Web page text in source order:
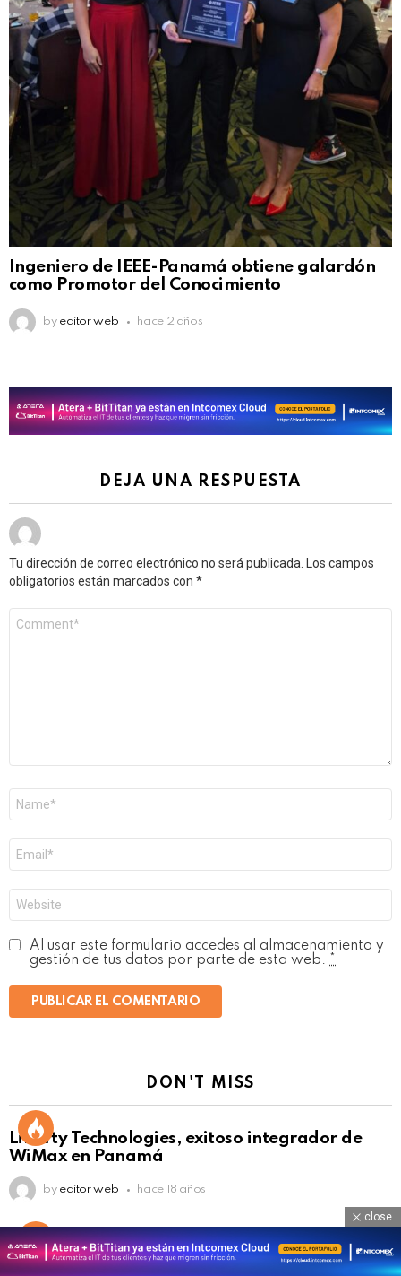
Ingeniero de IEEE-Panamá obtiene galardón
como Promotor del Conocimiento
by editor web hace 2 años
DEJA UNA RESPUESTA
Tu dirección de correo electrónico no será publicada.
Los campos
obligatorios están marcados con *
electrónico
*
Al usar este formulario accedes al almacenamiento y
gestión de tus datos por parte de esta web.
DON'T MISS
Liberty Technologies, exitoso integrador de
WiMax en Panamá
by editor web hace 18 años
close